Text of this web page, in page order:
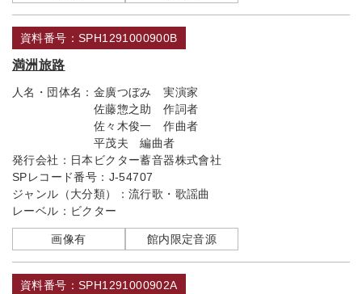
資料番号：SPH1291000900B
満洲旅路
人名・団体名： 金廣つぼみ 実演家
佐藤惣之助 作詞者
佐々木俊一 作曲者
平茂夫 編曲者
発行会社： 日本ビクター蓄音器株式會社
SPレコード番号： J-54707
ジャンル（大分類）： 流行歌・歌謡曲
レーベル： ビクター
画像有 館内限定音源
資料番号：SPH1291000902A